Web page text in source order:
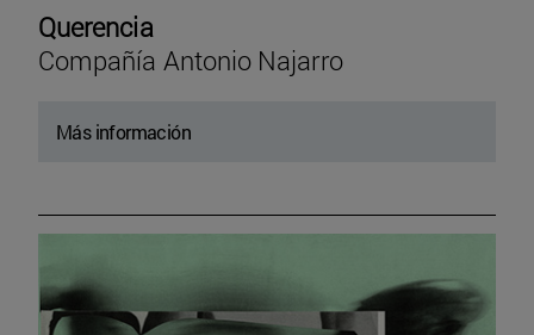
Querencia
Compañía Antonio Najarro
Más información